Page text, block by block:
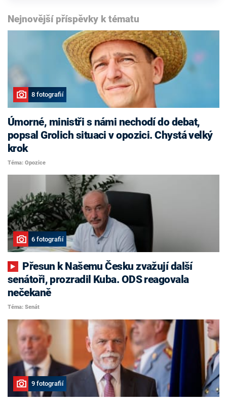
Nejnovější příspěvky k tématu
8 fotografií
Úmorné, ministři s námi nechodí do debat,
popsal Grolich situaci v opozici. Chystá velký
krok
Téma: Opozice
6 fotografií
senátoři, prozradil Kuba. ODS reagovala
nečekaně
Téma: Senát
9 fotografií